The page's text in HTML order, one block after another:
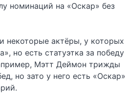
номинаций на «Оскар» без
некоторые актёры, у которых
но есть статуэтка за победу
Мэтт Деймон трижды
но зато у него есть «Оскар»